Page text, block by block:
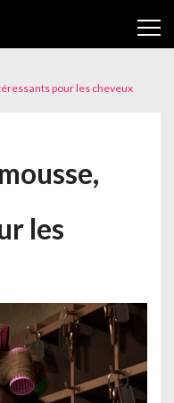
pour les cheveux
les